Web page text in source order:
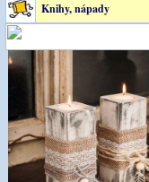
Knihy, nápady